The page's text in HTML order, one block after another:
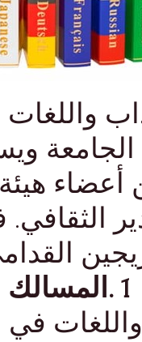
1 .المسالك المهنية:
في